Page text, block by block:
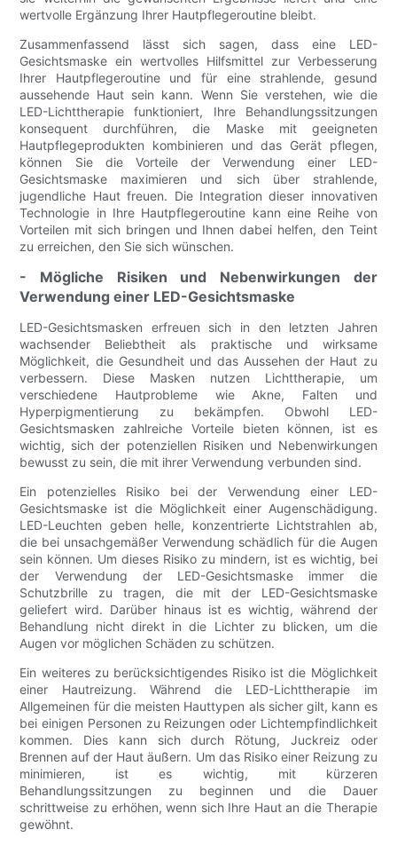
wertvolle Ergänzung Ihrer Hautpflegeroutine bleibt.
Zusammenfassend lässt sich sagen, dass eine LED-
Gesichtsmaske ein wertvolles Hilfsmittel zur Verbesserung
Ihrer Hautpflegeroutine und für eine strahlende, gesund
aussehende Haut sein kann. Wenn Sie verstehen, wie die
LED-Lichttherapie funktioniert, Ihre Behandlungssitzungen
konsequent durchführen, die Maske mit geeigneten
Hautpflegeprodukten kombinieren und das Gerät pflegen,
können Sie die Vorteile der Verwendung einer LED-
Gesichtsmaske maximieren und sich über strahlende,
jugendliche Haut freuen. Die Integration dieser innovativen
Technologie in Ihre Hautpflegeroutine kann eine Reihe von
Vorteilen mit sich bringen und Ihnen dabei helfen, den Teint
zu erreichen, den Sie sich wünschen.
- Mögliche Risiken und Nebenwirkungen der
Verwendung einer LED-Gesichtsmaske
LED-Gesichtsmasken erfreuen sich in den letzten Jahren
wachsender Beliebtheit als praktische und wirksame
Möglichkeit, die Gesundheit und das Aussehen der Haut zu
verbessern. Diese Masken nutzen Lichttherapie, um
verschiedene Hautprobleme wie Akne, Falten und
Hyperpigmentierung zu bekämpfen. Obwohl LED-
Gesichtsmasken zahlreiche Vorteile bieten können, ist es
wichtig, sich der potenziellen Risiken und Nebenwirkungen
bewusst zu sein, die mit ihrer Verwendung verbunden sind.
Ein potenzielles Risiko bei der Verwendung einer LED-
Gesichtsmaske ist die Möglichkeit einer Augenschädigung.
LED-Leuchten geben helle, konzentrierte Lichtstrahlen ab,
die bei unsachgemäßer Verwendung schädlich für die Augen
sein können. Um dieses Risiko zu mindern, ist es wichtig, bei
der Verwendung der LED-Gesichtsmaske immer die
Schutzbrille zu tragen, die mit der LED-Gesichtsmaske
geliefert wird. Darüber hinaus ist es wichtig, während der
Behandlung nicht direkt in die Lichter zu blicken, um die
Augen vor möglichen Schäden zu schützen.
Ein weiteres zu berücksichtigendes Risiko ist die Möglichkeit
einer Hautreizung. Während die LED-Lichttherapie im
Allgemeinen für die meisten Hauttypen als sicher gilt, kann es
bei einigen Personen zu Reizungen oder Lichtempfindlichkeit
kommen. Dies kann sich durch Rötung, Juckreiz oder
Brennen auf der Haut äußern. Um das Risiko einer Reizung zu
minimieren, ist es wichtig, mit kürzeren
Behandlungssitzungen zu beginnen und die Dauer
schrittweise zu erhöhen, wenn sich Ihre Haut an die Therapie
gewöhnt.